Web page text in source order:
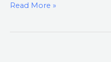
Read More »